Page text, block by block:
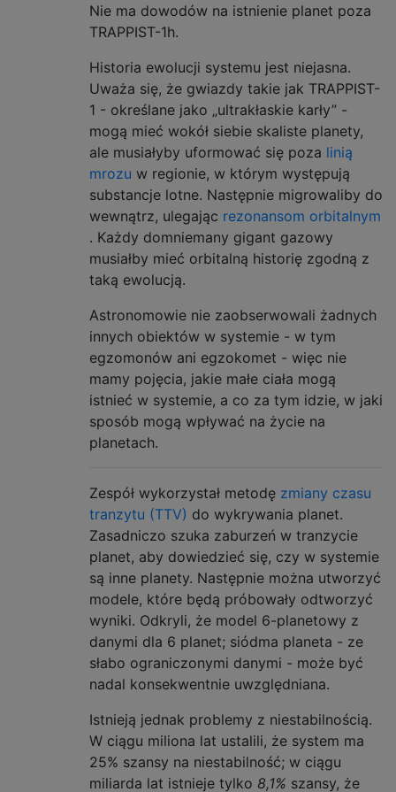
Nie ma dowodów na istnienie planet poza
TRAPPIST-1h.
Historia ewolucji systemu jest niejasna.
Uważa się, że gwiazdy takie jak TRAPPIST-
1 - określane jako „ultrakłaskie karły” -
mogą mieć wokół siebie skaliste planety,
ale musiałyby uformować się poza linią
mrozu w regionie, w którym występują
substancje lotne. Następnie migrowaliby do
wewnątrz, ulegając rezonansom orbitalnym
. Każdy domniemany gigant gazowy
musiałby mieć orbitalną historię zgodną z
taką ewolucją.
Astronomowie nie zaobserwowali żadnych
innych obiektów w systemie - w tym
egzomonów ani egzokomet - więc nie
mamy pojęcia, jakie małe ciała mogą
istnieć w systemie, a co za tym idzie, w jaki
sposób mogą wpływać na życie na
planetach.
Zespół wykorzystał metodę zmiany czasu
tranzytu (TTV) do wykrywania planet.
Zasadniczo szuka zaburzeń w tranzycie
planet, aby dowiedzieć się, czy w systemie
są inne planety. Następnie można utworzyć
modele, które będą próbowały odtworzyć
wyniki. Odkryli, że model 6-planetowy z
danymi dla 6 planet; siódma planeta - ze
słabo ograniczonymi danymi - może być
nadal konsekwentnie uwzględniana.
Istnieją jednak problemy z niestabilnością.
W ciągu miliona lat ustalili, że system ma
25% szansy na niestabilność; w ciągu
miliarda lat istnieje tylko 8,1% szansy, że